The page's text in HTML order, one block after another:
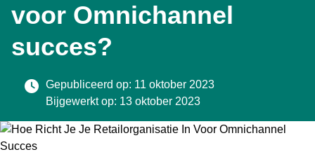
voor Omnichannel
succes?
Gepubliceerd op: 11 oktober 2023
Bijgewerkt op: 13 oktober 2023